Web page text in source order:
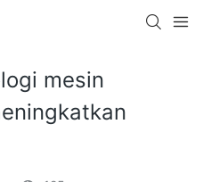
mesin